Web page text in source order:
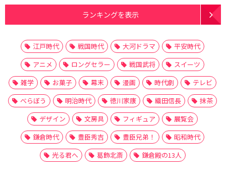
ランキングを表示
江戸時代 戦国時代 大河ドラマ
平安時代
アニメ
ロングセラー 戦国武将
スイーツ
雑学
お菓子 幕末 漫画 時代劇
テレビ
べらぼう
明治時代 徳川家康 織田信長
抹茶
デザイン
文房具 フィギュア
展覧会
鎌倉時代
豊臣秀吉 豊臣兄弟！
昭和時代
光る君へ
葛飾北斎 鎌倉殿の13人